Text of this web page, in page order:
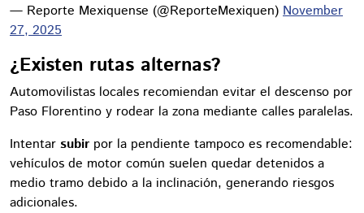
— Reporte Mexiquense (@ReporteMexiquen) November
27, 2025
¿Existen rutas alternas?
Automovilistas locales recomiendan evitar el descenso por
Paso Florentino y rodear la zona mediante calles paralelas.
Intentar subir por la pendiente tampoco es recomendable:
vehículos de motor común suelen quedar detenidos a
medio tramo debido a la inclinación, generando riesgos
adicionales.